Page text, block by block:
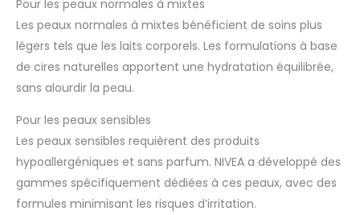
Pour les peaux normales à mixtes
Les peaux normales à mixtes bénéficient de soins plus
légers tels que les laits corporels. Les formulations à base
de cires naturelles apportent une hydratation équilibrée,
sans alourdir la peau.
Pour les peaux sensibles
Les peaux sensibles requièrent des produits
hypoallergéniques et sans parfum. NIVEA a développé des
gammes spécifiquement dédiées à ces peaux, avec des
formules minimisant les risques d’irritation.